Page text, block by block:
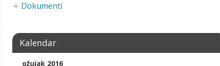
Dokumenti
Kalendar
ožujak 2016